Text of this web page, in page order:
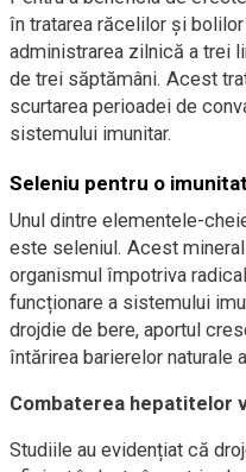
în tratarea răcelilor și
administrarea zilnică a trei
de trei săptămâni. Acest
scurtarea perioadei de
sistemului imunitar.
Seleniu pentru o
Unul dintre elementele-
este seleniul. Acest
organismul împotriva
funcționare a sistemului
drojdie de bere, aportul
întărirea barierelor naturale
Combaterea hepatitelor
Studiile au evidențiat că